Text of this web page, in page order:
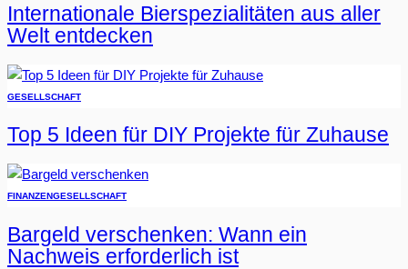
Internationale Bierspezialitäten aus aller
Welt entdecken
GESELLSCHAFT
Top 5 Ideen für DIY Projekte für Zuhause
FINANZENGESELLSCHAFT
Bargeld verschenken: Wann ein
Nachweis erforderlich ist